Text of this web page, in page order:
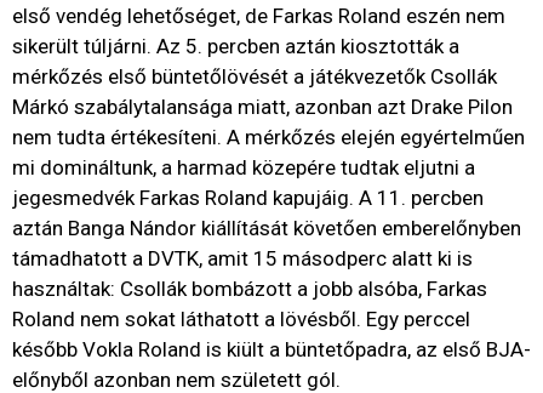
első vendég lehetőséget, de Farkas Roland eszén nem
sikerült túljárni. Az 5. percben aztán kiosztották a
mérkőzés első büntetőlövését a játékvezetők Csollák
Márkó szabálytalansága miatt, azonban azt Drake Pilon
nem tudta értékesíteni. A mérkőzés elején egyértelműen
mi domináltunk, a harmad közepére tudtak eljutni a
jegesmedvék Farkas Roland kapujáig. A 11. percben
aztán Banga Nándor kiállítását követően emberelőnyben
támadhatott a DVTK, amit 15 másodperc alatt ki is
használtak: Csollák bombázott a jobb alsóba, Farkas
Roland nem sokat láthatott a lövésből. Egy perccel
később Vokla Roland is kiült a büntetőpadra, az első BJA-
előnyből azonban nem született gól.